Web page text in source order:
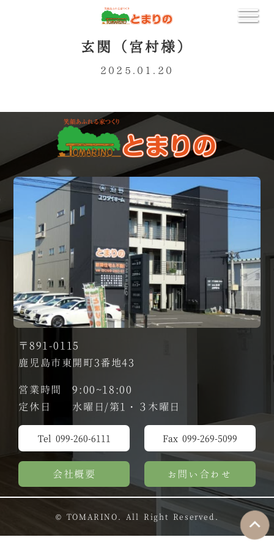
玄関（宮村様）
2025.01.20
〒891-0115
鹿児島市東開町3番地43
営業時間 9:00~18:00
定休日 水曜日/第1・３木曜日
Tel 099-260-6111 Fax 099-269-5099
会社概要 お問い合わせ
© TOMARINO. All Right Reserved.